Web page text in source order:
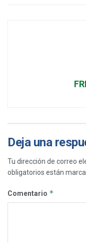
Deja una
Tu dirección de correo
obligatorios están
Comentario *